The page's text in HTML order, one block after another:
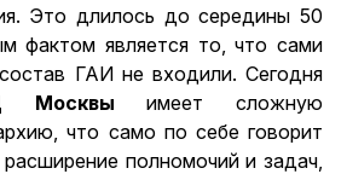
Это длилось до середины 50
фактом является то, что сами
ГАИ не входили. Сегодня
Москвы имеет сложную
что само по себе говорит
расширение полномочий и задач,